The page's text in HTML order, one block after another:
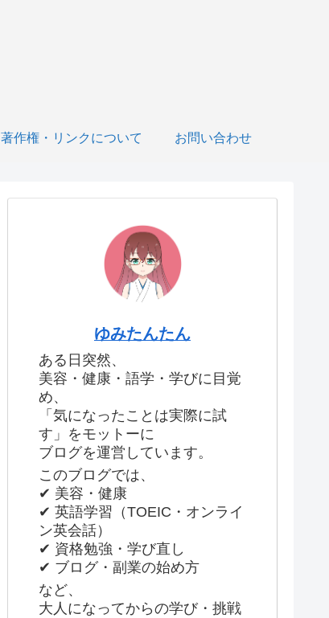
著作権・リンクについて お問い合わせ
ゆみたんたん
ある日突然、
美容・健康・語学・学びに目覚
め、
「気になったことは実際に試
す」をモットーに
ブログを運営しています。
このブログでは、
✔ 美容・健康
✔ 英語学習（TOEIC・オンライ
ン英会話）
✔ 資格勉強・学び直し
✔ ブログ・副業の始め方
など、
大人になってからの学び・挑戦